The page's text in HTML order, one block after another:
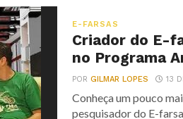
E-FARSAS
Criador do E-
no Programa
PORGILMAR LOPES 13
Conheça um pouco
pesquisador do E-